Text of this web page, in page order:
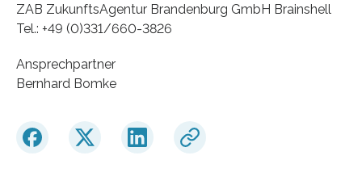
ZAB ZukunftsAgentur Brandenburg GmbH Brainshell
Tel.: +49 (0)331/660-3826
Ansprechpartner
Bernhard Bomke